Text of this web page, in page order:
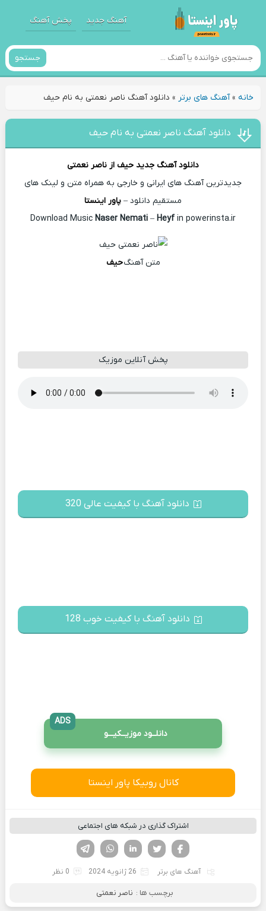
آهنگ جدید پخش آهنگ
جستجو
خانه»آهنگ های برتر » دانلود آهنگ ناصر نعمتی به نام حیف
دانلود آهنگ ناصر نعمتی به نام حیف
دانلود آهنگ جدید حیف از ناصر نعمتی
جدیدترین آهنگ های ایرانی و خارجی به همراه متن و لینک های
مستقیم دانلود – پاور اینستا
Download Music
Naser Nemati– Heyf in powerinsta.ir
متن آهنگحیف
پخش آنلاین موزیک
دانلود آهنگ با کیفیت عالی 320
دانلود آهنگ با کیفیت خوب 128
دانلــود موزیــکیـــو
ADS
کانال روبیکا پاور اینستا
اشتراک گذاری در شبکه های اجتماعی
لینکدین تویتر
فیسوک
آهنگ های برتر 26 ژانویه 2024 0 نظر
برچسب ها : ناصر نعمتی